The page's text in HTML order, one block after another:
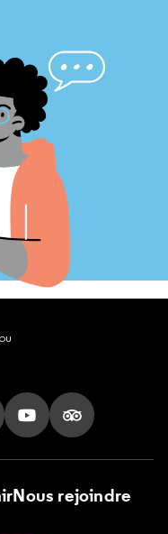
Tok
sur X
nous sur LinkedIn
Suivez nous sur
Suivez nous
Nous rejoindre